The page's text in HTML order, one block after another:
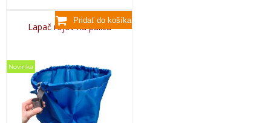
Lapač rojov na palicu
Novinka